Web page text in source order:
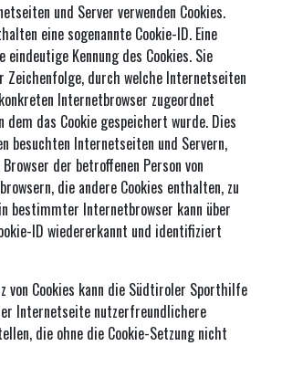
und Server verwenden Cookies.
eine sogenannte Cookie-ID. Eine
eindeutige Kennung des Cookies. Sie
Zeichenfolge, durch welche Internetseiten
Internetbrowser zugeordnet
dem das Cookie gespeichert wurde. Dies
besuchten Internetseiten und Servern,
der betroffenen Person von
die andere Cookies enthalten, zu
bestimmter Internetbrowser kann über
ID wiedererkannt und identifiziert
von Cookies kann die Südtiroler Sporthilfe
Internetseite nutzerfreundlichere
die ohne die Cookie-Setzung nicht